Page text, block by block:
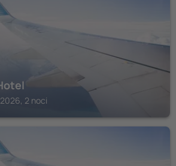
2 noci